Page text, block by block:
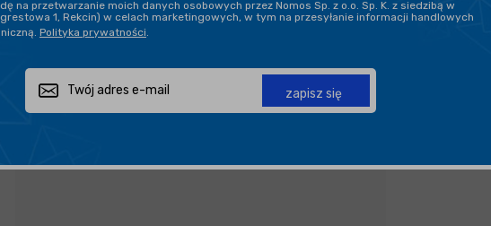
PROFESJONALNE DORADZTWO
Udostępnij
na przetwarzanie moich danych osobowych przez Nomos Sp. z o.o. Sp. K. z siedzibą w
1, Rekcin) w celach marketingowych, w tym na przesyłanie informacji handlowych
Polityka prywatności
zapisz się